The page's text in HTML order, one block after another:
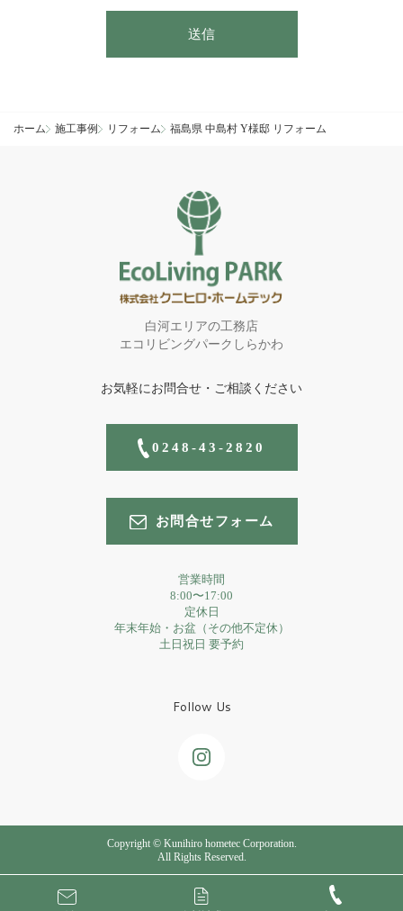
このフィールドは空のままにしてください。
送信
ホーム 施工事例 リフォーム 福島県 中島村 Y様邸 リフォーム
白河エリアの工務店
エコリビングパークしらかわ
お気軽にお問合せ・ご相談ください
0248-43-2820
お問合せフォーム
営業時間
8:00〜17:00
定休日
年末年始・お盆（その他不定休）
土日祝日 要予約
Follow Us
Copyright © Kunihiro hometec Corporation.
All Rights Reserved.